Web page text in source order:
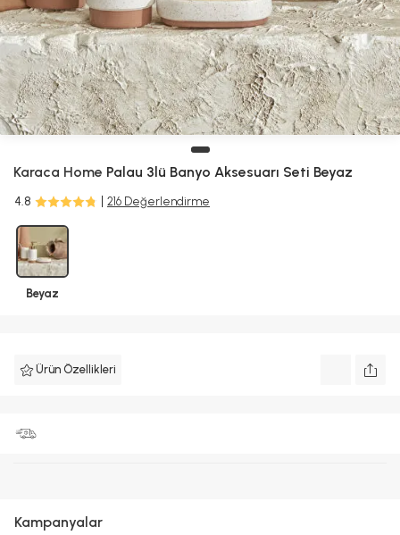
Karaca Home Palau 3lü Banyo Aksesuarı Seti Beyaz
4.8 216 Değerlendirme
Beyaz
Ürün Özellikleri
Kampanyalar